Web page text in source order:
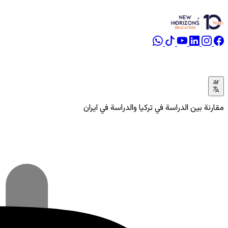
ar
مقارنة بين الدراسة في تركيا والدراسة في ايران